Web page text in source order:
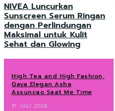
NIVEA Luncurkan
Sunscreen Serum Ringan
dengan Perlindungan
Maksimal untuk Kulit
Sehat dan Glowing
High Tea and High Fashion,
Gaya Elegan Asha
Assuncao Saat Me Time
31 JULI 2026